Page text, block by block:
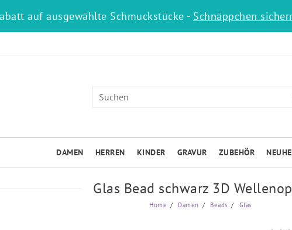
auf ausgewählte Schmuckstücke - Schnäppchen
DAMEN HERREN KINDER GRAVUR ZUBEHÖR
Glas Bead schwarz 3D
Home Damen Beads Glas